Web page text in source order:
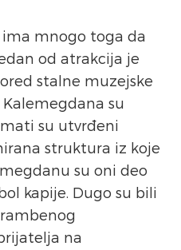
mnogo toga da
od atrakcija je
stalne muzejske
su
su utvrđeni
struktura iz koje
su oni deo
kapije. Dugo su bili
na